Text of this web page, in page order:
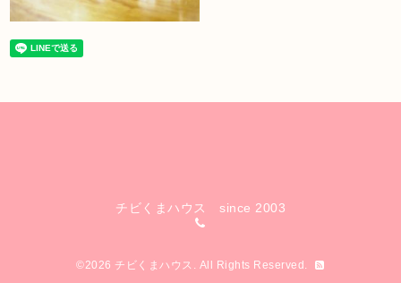
チビくまハウス since 2003
©2026チビくまハウス . All Rights Reserved.